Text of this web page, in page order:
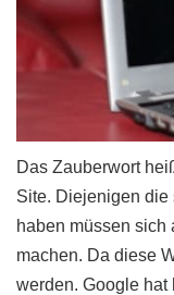
Das Zauberwort
Site. Diejenigen
haben müssen sich
machen. Da diese
werden. Google hat